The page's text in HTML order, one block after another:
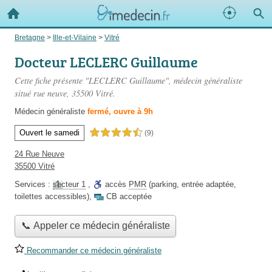
Bretagne > Ille-et-Vilaine > Vitré
Docteur LECLERC Guillaume
Cette fiche présente "LECLERC Guillaume", médecin généraliste
situé rue neuve, 35500 Vitré.
Médecin généraliste fermé, ouvre à 9h
Ouvert le samedi 4,5 étoiles sur 5 (9)
24 Rue Neuve
35500 Vitré
Services : secteur 1 , accès PMR (parking, entrée adaptée,
toilettes accessibles), CB acceptée
📞 Appeler ce médecin généraliste
Recommander ce médecin généraliste